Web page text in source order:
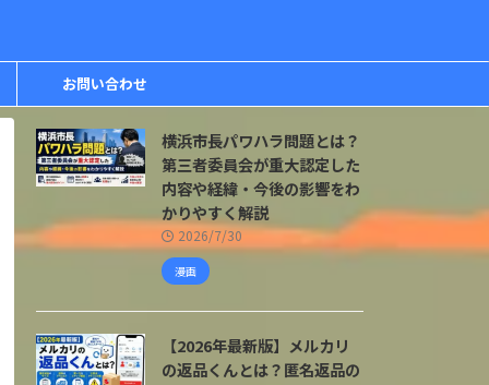
お問い合わせ
横浜市長パワハラ問題とは？
第三者委員会が重大認定した
内容や経緯・今後の影響をわ
かりやすく解説
2026/7/30
漫画
【2026年最新版】メルカリ
の返品くんとは？匿名返品の